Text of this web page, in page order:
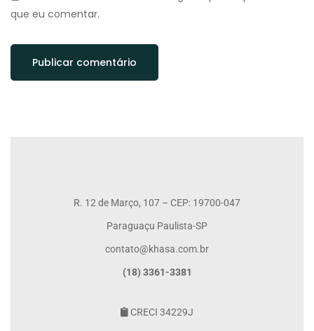
que eu comentar.
R. 12 de Março, 107 – CEP: 19700-047
Paraguaçu Paulista-SP
contato@khasa.com.br
(18) 3361-3381
CRECI 34229J